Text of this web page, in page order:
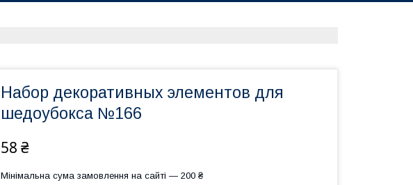
Набор декоративных элементов для
шедоубокса №166
58 ₴
Мінімальна сума замовлення на сайті — 200 ₴